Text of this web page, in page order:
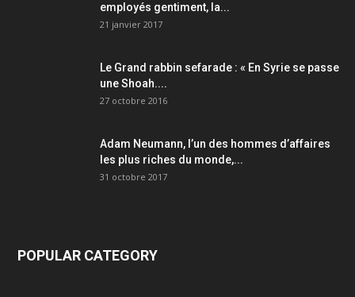
employés gentiment, la...
21 janvier 2017
Le Grand rabbin sefarade : « En Syrie se passe
une Shoah....
27 octobre 2016
Adam Neumann, l’un des hommes d’affaires
les plus riches du monde,...
31 octobre 2017
POPULAR CATEGORY